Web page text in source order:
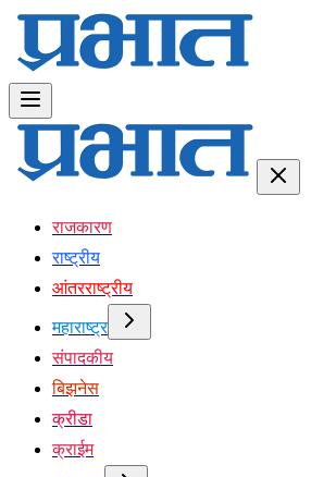
राजकारण
राष्ट्रीय
आंतरराष्ट्रीय
महाराष्ट्र
संपादकीय
बिझनेस
क्रीडा
क्राईम